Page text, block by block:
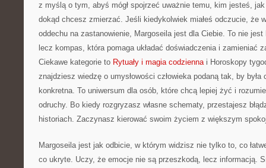
z myślą o tym, abyś mógł spojrzeć uważnie temu, kim jesteś,
dokąd chcesz zmierzać. Jeśli kiedykolwiek miałeś odczucie, że
oddechu na zastanowienie, Margoseila jest dla Ciebie. To nie
lecz kompas, która pomaga układać doświadczenia i zamieniać
Ciekawe kategorie to Rytuały i magia codziennai Horoskopy
znajdziesz wiedzę o umysłowości człowieka podaną tak, by
konkretna. To uniwersum dla osób, które chcą lepiej żyć i
odruchy. Bo kiedy rozgryzasz własne schematy, przestajesz
historiach. Zaczynasz kierować swoim życiem z większym
Margoseila jest jak odbicie, w którym widzisz nie tylko to, co
co ukryte. Uczy, że emocje nie są przeszkodą, lecz informacją.